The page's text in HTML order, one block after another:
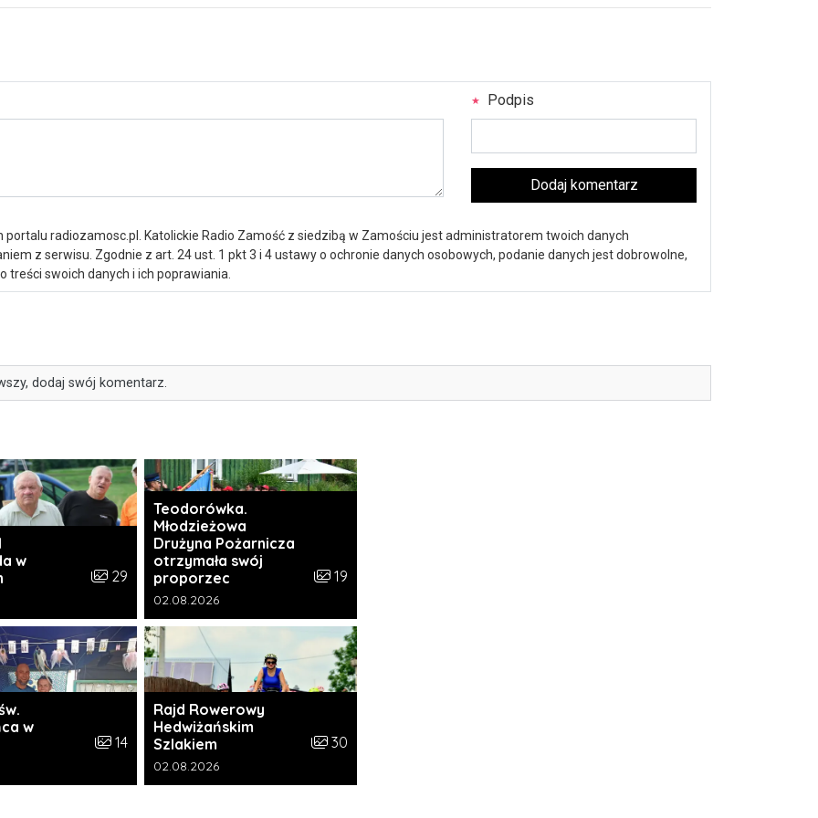
Podpis
Dodaj komentarz
radiozamosc.pl. Katolickie Radio Zamość z siedzibą w Zamościu jest administratorem twoich danych
z serwisu. Zgodnie z art. 24 ust. 1 pkt 3 i 4 ustawy o ochronie danych osobowych, podanie danych jest dobrowolne,
treści swoich danych i ich poprawiania.
dodaj swój komentarz.
w
Liczba zdjęć w galerii:
29
galerii:
Teodorówka.
Młodzieżowa
Drużyna Pożarnicza
otrzymała swój
proporzec
Liczba zdjęć w galerii:
19
Data dodania galerii:
02.08.2026
w
Liczba zdjęć w galerii:
14
galerii:
Rajd Rowerowy
Hedwiżańskim
Szlakiem
Liczba zdjęć w galerii:
30
Data dodania galerii:
02.08.2026